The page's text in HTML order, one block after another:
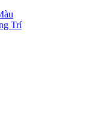
Trí